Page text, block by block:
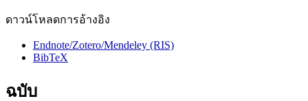
ดาวน์โหลดการอ้างอิง
Endnote/Zotero/Mendeley (RIS)
BibTeX
ฉบับ